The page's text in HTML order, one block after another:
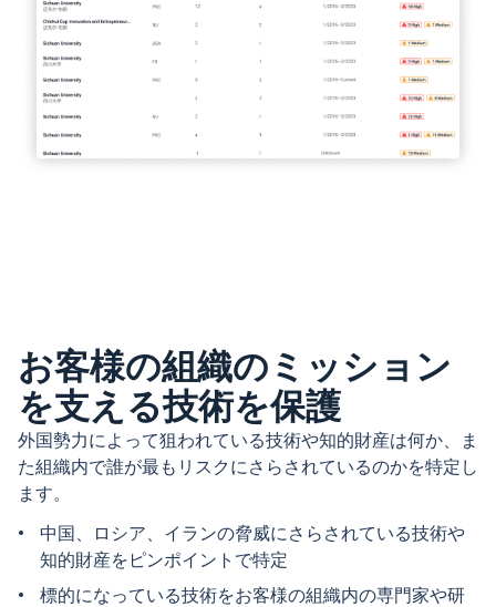
お客様の組織のミッション
を支える技術を保護
外国勢力によって狙われている技術や知的財産は何か、ま
た組織内で誰が最もリスクにさらされているのかを特定し
ます。
中国、ロシア、イランの脅威にさらされている技術や
知的財産をピンポイントで特定
標的になっている技術をお客様の組織内の専門家や研